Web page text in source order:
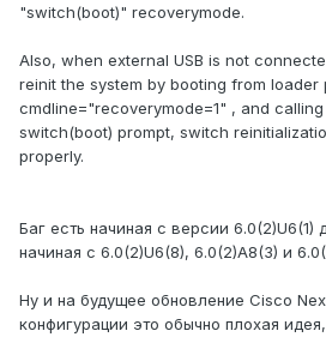
"switch(boot)" recoverymode.
Also, when external USB is not
reinit the system by booting from loader
cmdline="recoverymode=1" , and
switch(boot) prompt, switch
properly.
Баг есть начиная с версии 6.0(2)U6(1)
начиная с 6.0(2)U6(8), 6.0(2)A8(3) и
Ну и на будущее обновление Cisco
конфигурации это обычно плохая